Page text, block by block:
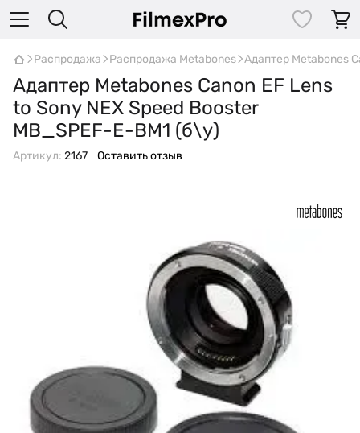
Распродажа Распродажа Metabones Адаптер Metabones
Адаптер Metabones Canon EF Lens
to Sony NEX Speed ​​Booster
MB_SPEF-E-BM1 (б\у)
Артикул: 2167 Оставить отзыв